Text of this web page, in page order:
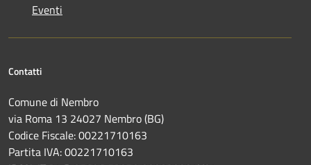
Eventi
Contatti
Comune di Nembro
via Roma 13 24027 Nembro (BG)
Codice Fiscale: 00221710163
Partita IVA: 00221710163